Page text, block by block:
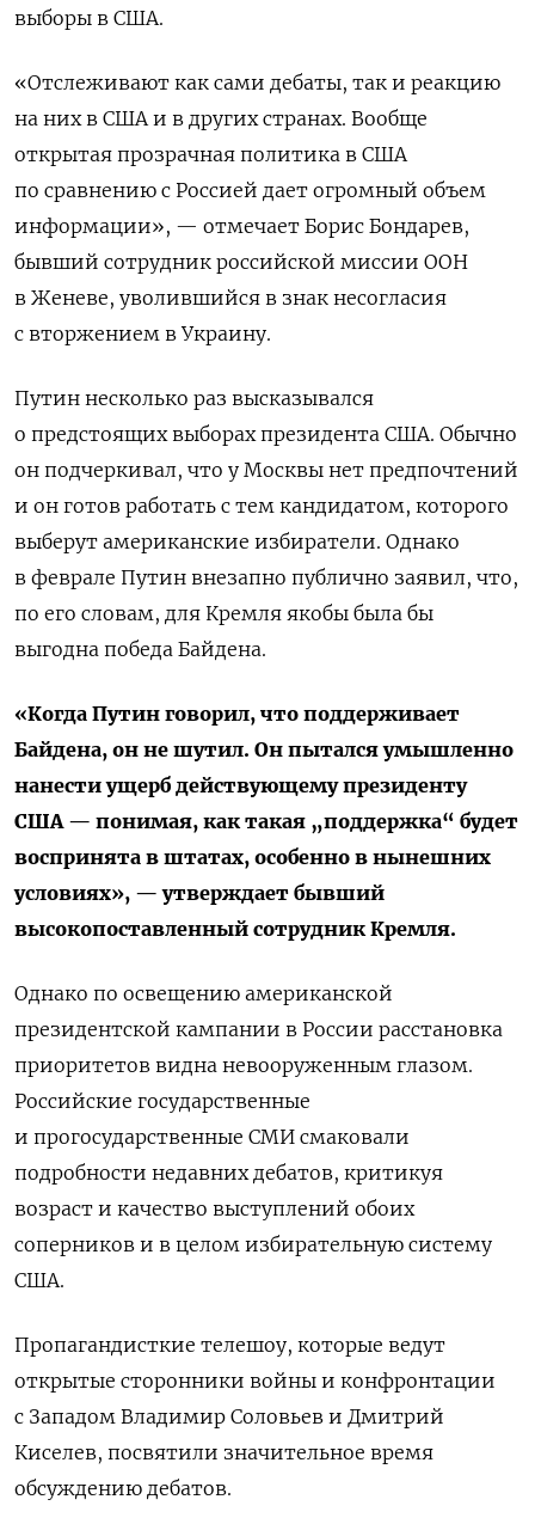
выборы в США.
«Отслеживают как сами дебаты, так и реакцию
на них в США и в других странах. Вообще
открытая прозрачная политика в США
по сравнению с Россией дает огромный объем
информации», — отмечает Борис Бондарев,
бывший сотрудник российской миссии ООН
в Женеве, уволившийся в знак несогласия
с вторжением в Украину.
Путин несколько раз высказывался
о предстоящих выборах президента США. Обычно
он подчеркивал, что у Москвы нет предпочтений
и он готов работать с тем кандидатом, которого
выберут американские избиратели. Однако
в феврале Путин внезапно публично заявил, что,
по его словам, для Кремля якобы была бы
выгодна победа Байдена.
«Когда Путин говорил, что поддерживает
Байдена, он не шутил. Он пытался умышленно
нанести ущерб действующему президенту
США — понимая, как такая „поддержка“ будет
воспринята в штатах, особенно в нынешних
условиях», — утверждает бывший
высокопоставленный сотрудник Кремля.
Однако по освещению американской
президентской кампании в России расстановка
приоритетов видна невооруженным глазом.
Российские государственные
и прогосударственные СМИ смаковали
подробности недавних дебатов, критикуя
возраст и качество выступлений обоих
соперников и в целом избирательную систему
США.
Пропагандисткие телешоу, которые ведут
открытые сторонники войны и конфронтации
с Западом Владимир Соловьев и Дмитрий
Киселев, посвятили значительное время
обсуждению дебатов.